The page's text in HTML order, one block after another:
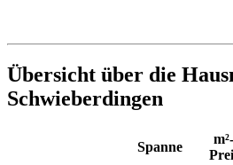
Übersicht über die
Schwieberdingen
Spanne
m²-